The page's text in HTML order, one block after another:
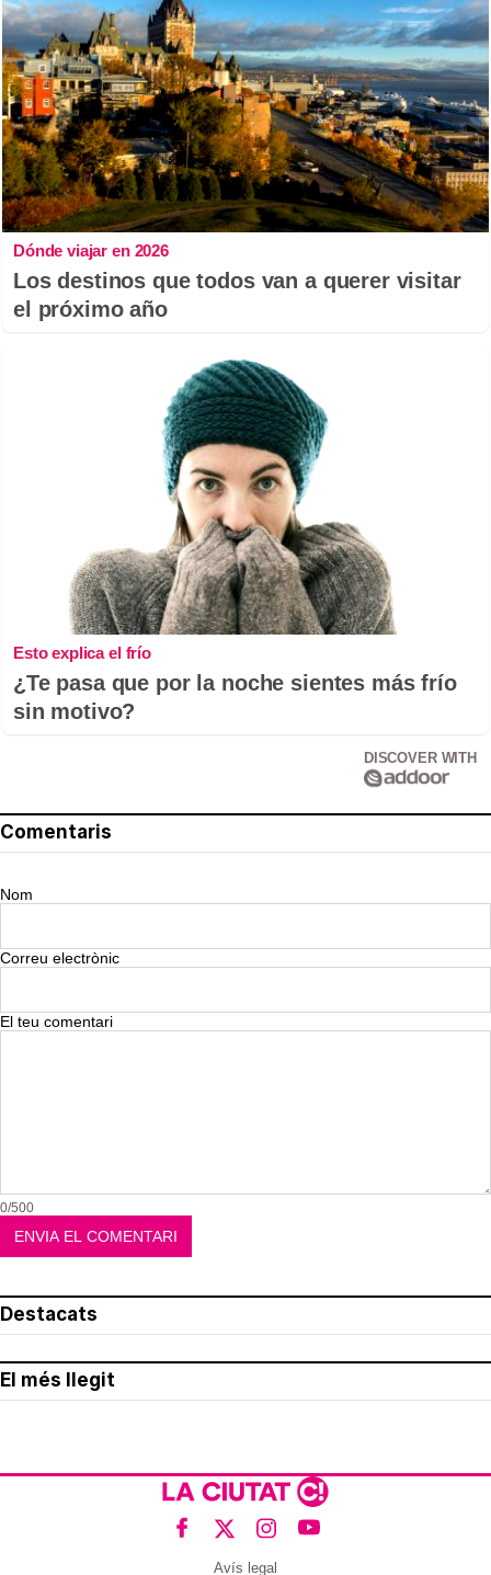
Dónde viajar en 2026
Los destinos que todos van a querer visitar
el próximo año
Esto explica el frío
¿Te pasa que por la noche sientes más frío
sin motivo?
DISCOVER WITH
Comentaris
Nom
Correu electrònic
El teu comentari
0/500
Destacats
El més llegit
Avís legal